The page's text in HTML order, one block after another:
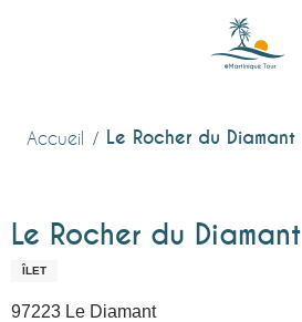
Accueil Le Rocher du Diamant
Le Rocher du Diamant
ÎLET
97223 Le Diamant